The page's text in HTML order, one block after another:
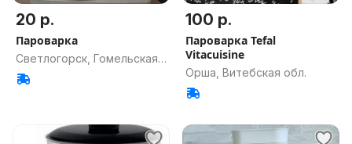
20 р.
Пароварка
Светлогорск, Гомельская
обл.
100 р.
Пароварка Tefal
Vitacuisine
Орша, Витебская обл.